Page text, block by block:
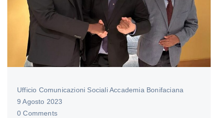
Ufficio Comunicazioni Sociali Accademia Bonifaciana
9 Agosto 2023
0 Comments